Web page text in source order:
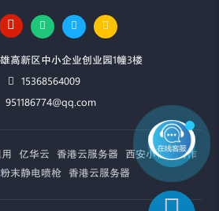
高新区中小企业创业园1幢3楼
15368564009
951186774@qq.com
亿华云 香港云服务器 西安小程序制作
粉末静电喷枪 香港云服务器